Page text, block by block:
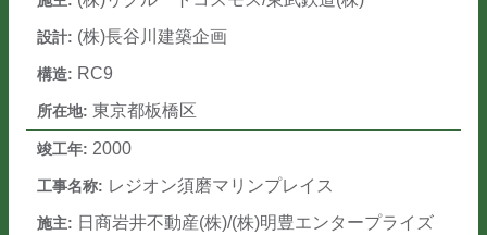
(株)長谷川建築企画
RC9
東京都板橋区
2000
レジオン須磨マリンプレイス
日商岩井不動産(株)/(株)明豊エンタープライズ